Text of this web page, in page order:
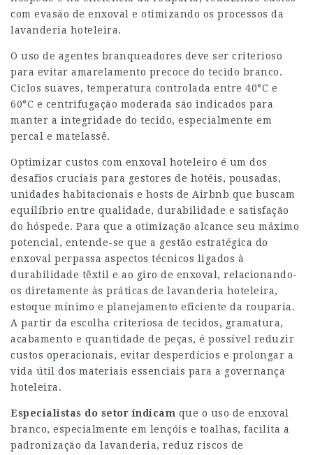
com evasão de enxoval e otimizando os processos da
lavanderia hoteleira.
O uso de agentes branqueadores deve ser criterioso
para evitar amarelamento precoce do tecido branco.
Ciclos suaves, temperatura controlada entre 40°C e
60°C e centrifugação moderada são indicados para
manter a integridade do tecido, especialmente em
percal e matelassê.
Optimizar custos com enxoval hoteleiro é um dos
desafios cruciais para gestores de hotéis, pousadas,
unidades habitacionais e hosts de Airbnb que buscam
equilíbrio entre qualidade, durabilidade e satisfação
do hóspede. Para que a otimização alcance seu máximo
potencial, entende-se que a gestão estratégica do
enxoval perpassa aspectos técnicos ligados à
durabilidade têxtil e ao giro de enxoval, relacionando-
os diretamente às práticas de lavanderia hoteleira,
estoque mínimo e planejamento eficiente da rouparia.
A partir da escolha criteriosa de tecidos, gramatura,
acabamento e quantidade de peças, é possível reduzir
custos operacionais, evitar desperdícios e prolongar a
vida útil dos materiais essenciais para a governança
hoteleira.
Especialistas do setor indicam que o uso de enxoval
branco, especialmente em lençóis e toalhas, facilita a
padronização da lavanderia, reduz riscos de